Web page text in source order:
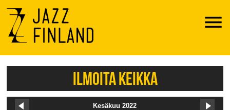
Menu
ILMOITA KEIKKA
Kesäkuu 2022